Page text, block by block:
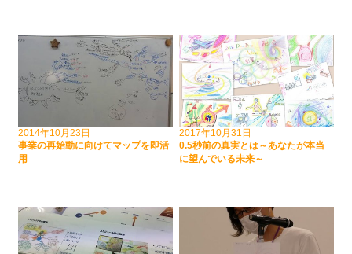
2014年10月23日
事業の再始動に向けてマップを即活
用
2017年10月31日
0.5秒前の真実とは～あなたが本当
に望んでいる未来～